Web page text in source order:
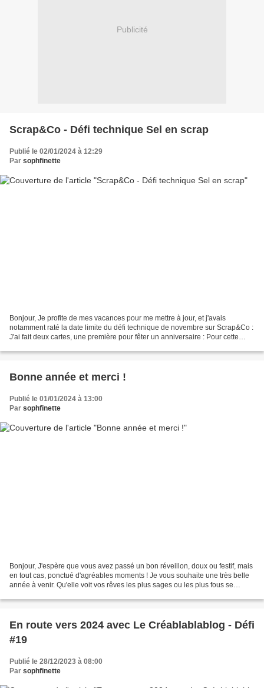
Publicité
Scrap&Co - Défi technique Sel en scrap
Publié le 02/01/2024 à 12:29
Par sophfinette
Bonjour, Je profite de mes vacances pour me mettre à jour, et j'avais
notamment raté la date limite du défi technique de novembre sur Scrap&Co :
J'ai fait deux cartes, une première pour fêter un anniversaire : Pour cette
Bonne année et merci !
Publié le 01/01/2024 à 13:00
Par sophfinette
Bonjour, J'espère que vous avez passé un bon réveillon, doux ou festif, mais
en tout cas, ponctué d'agréables moments ! Je vous souhaite une très belle
année à venir. Qu'elle voit vos rêves les plus sages ou les plus fous se
En route vers 2024 avec Le Créablablablog - Défi
#19
Publié le 28/12/2023 à 08:00
Par sophfinette